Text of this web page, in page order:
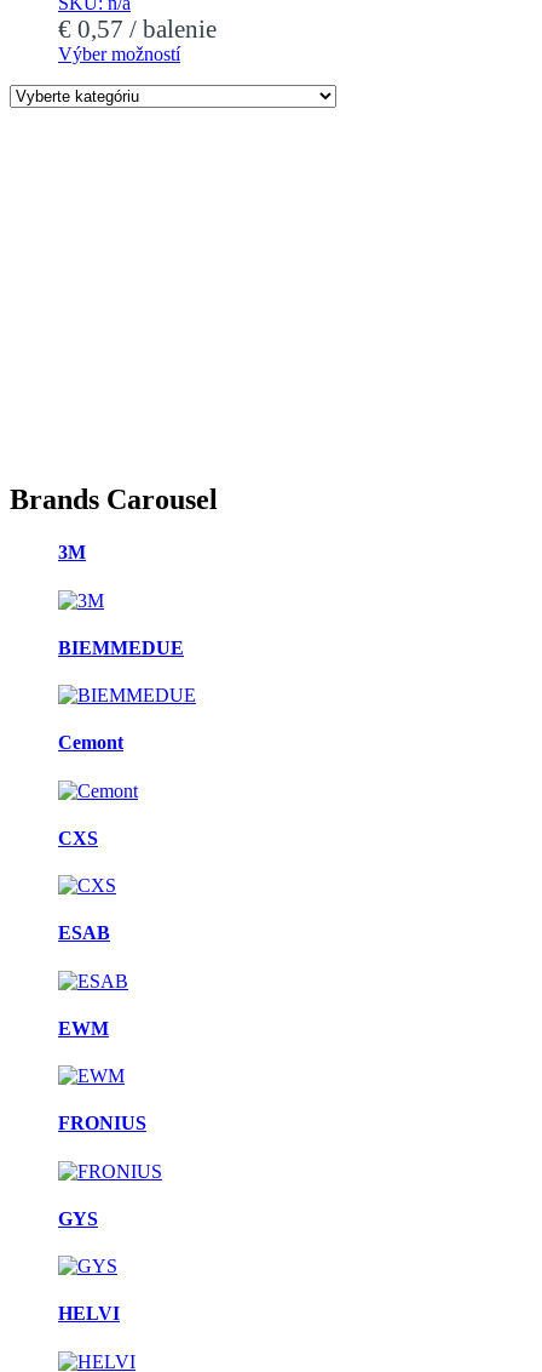
€ 0,57 / balenie
Výber možností
produkt
Brands Carousel
3M
BIEMMEDUE
Cemont
CXS
ESAB
EWM
FRONIUS
GYS
HELVI